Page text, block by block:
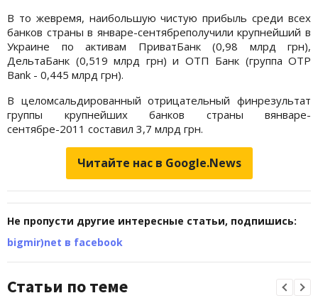
В то жевремя, наибольшую чистую прибыль среди всех
банков страны в январе-сентябреполучили крупнейший в
Украине по активам ПриватБанк (0,98 млрд грн),
ДельтаБанк (0,519 млрд грн) и ОТП Банк (группа OTP
Bank - 0,445 млрд грн).
В целомсальдированный отрицательный финрезультат
группы крупнейших банков страны вянваре-
сентябре-2011 составил 3,7 млрд грн.
Читайте нас в Google.News
Не пропусти другие интересные статьи, подпишись:
bigmir)net в facebook
Статьи по теме